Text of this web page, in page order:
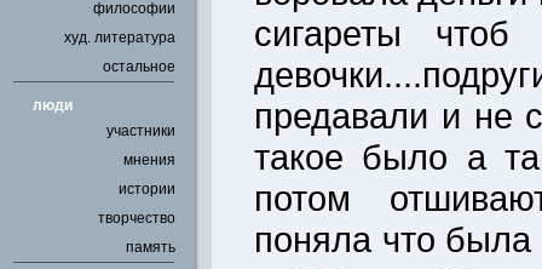
философии
худ. литература
остальное
люди
участники
мнения
истории
творчество
память
сигареты
предавали и не
такое было а
потом
поняла что была